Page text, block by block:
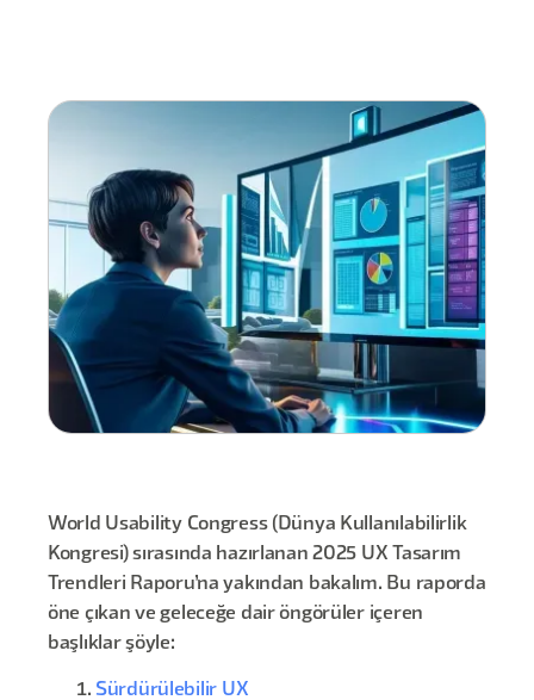
World Usability Congress (Dünya Kullanılabilirlik
Kongresi) sırasında hazırlanan 2025 UX Tasarım
Trendleri Raporu’na yakından bakalım. Bu raporda
öne çıkan ve geleceğe dair öngörüler içeren
başlıklar şöyle:
Sürdürülebilir UX